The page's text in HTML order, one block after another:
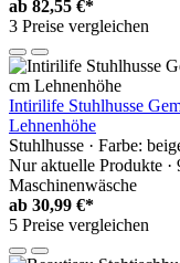
ab 82,55 €*
3 Preise vergleichen
Intirilife Stuhlhusse
Lehnenhöhe
Stuhlhusse · Farbe:
Nur aktuelle Produkte ·
Maschinenwäsche
ab 30,99 €*
5 Preise vergleichen